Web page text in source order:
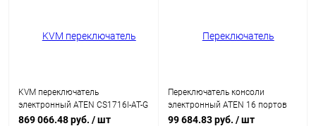
KVM переключатель
электронный ATEN CS1716I-AT-G
1-Local/Remote Share Access 16-
869 066.48 руб. / шт
Переключатель консоли
электронный ATEN 16 портов
USB/ 16 PORT PS/2-USB KVMP
99 684.83 руб. / шт